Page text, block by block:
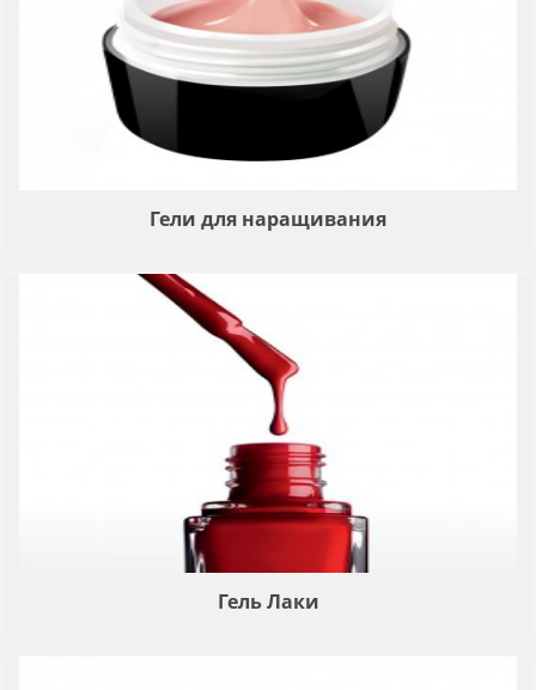
Гели для наращивания
Гель Лаки